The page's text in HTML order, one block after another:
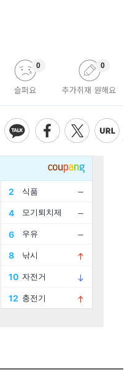
슬퍼요
0
추가취재 원해요
0